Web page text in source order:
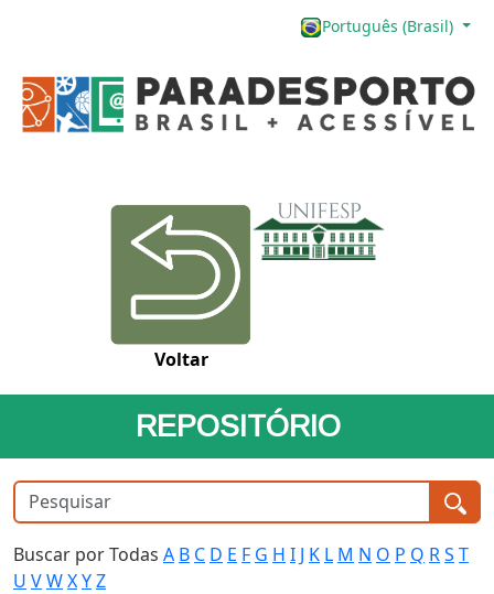
Português (Brasil)
Voltar
REPOSITÓRIO
Buscar por Todas A B C D E F G H I J K L M N O P Q RS T
U VWXYZ